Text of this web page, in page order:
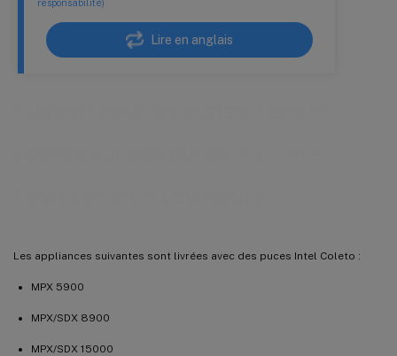
responsabilité)
Lire en anglais
Les appliances suivantes sont livrées avec des puces Intel Coleto :
MPX 5900
MPX/SDX 8900
MPX/SDX 15000